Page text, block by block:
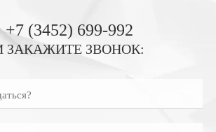
+7 (3452) 699-992
ЗАКАЖИТЕ ЗВОНОК: